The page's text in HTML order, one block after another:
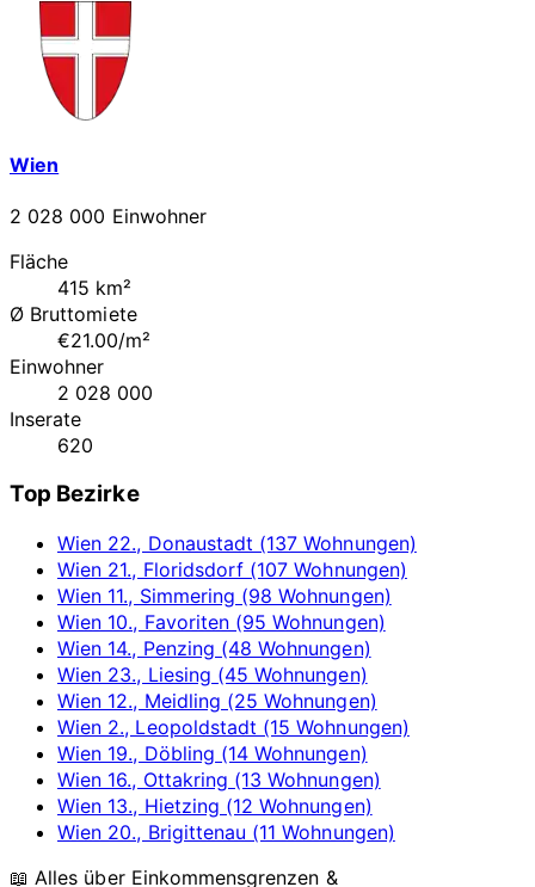
Wien
2 028 000 Einwohner
Fläche
415 km²
Ø Bruttomiete
€21.00/m²
Einwohner
2 028 000
Inserate
620
Top Bezirke
Wien 22., Donaustadt (137 Wohnungen)
Wien 21., Floridsdorf (107 Wohnungen)
Wien 11., Simmering (98 Wohnungen)
Wien 10., Favoriten (95 Wohnungen)
Wien 14., Penzing (48 Wohnungen)
Wien 23., Liesing (45 Wohnungen)
Wien 12., Meidling (25 Wohnungen)
Wien 2., Leopoldstadt (15 Wohnungen)
Wien 19., Döbling (14 Wohnungen)
Wien 16., Ottakring (13 Wohnungen)
Wien 13., Hietzing (12 Wohnungen)
Wien 20., Brigittenau (11 Wohnungen)
📖 Alles über Einkommensgrenzen &